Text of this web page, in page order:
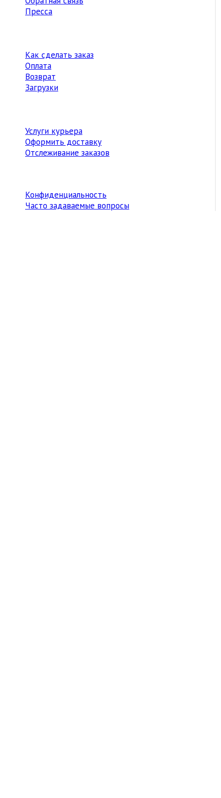
Пресса
Как сделать заказ
Оплата
Возврат
Загрузки
Услуги курьера
Оформить доставку
Отслеживание заказов
Конфиденциальность
Часто задаваемые вопросы